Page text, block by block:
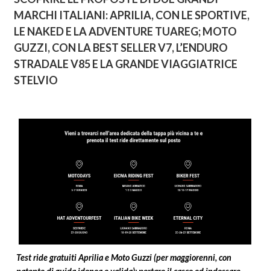
MARCHI ITALIANI: APRILIA, CON LE SPORTIVE,
LE NAKED E LA ADVENTURE TUAREG; MOTO
GUZZI, CON LA BEST SELLER V7, L’ENDURO
STRADALE V85 E LA GRANDE VIAGGIATRICE
STELVIO
Test ride gratuiti Aprilia e Moto Guzzi (per maggiorenni, con
patente di guida idonea e valida); portare il casco ed indossare